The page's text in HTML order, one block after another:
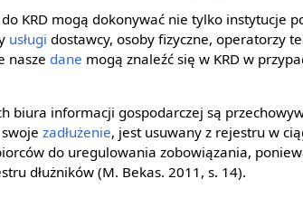
KRD mogą dokonywać nie tylko instytucje
usługi dostawcy, osoby fizyczne, operatorzy
nasze dane mogą znaleźć się w KRD w
biura informacji gospodarczej są
swojezadłużenie, jest usuwany z rejestru w
do uregulowania zobowiązania,
dłużników (M. Bekas. 2011, s. 14).